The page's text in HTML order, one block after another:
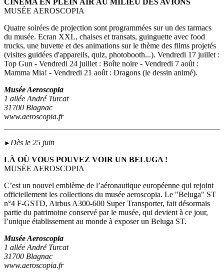
CINÉMA EN PLEIN AIR AU MILIEU DES AVIONS
MUSÉE AEROSCOPIA
Quatre soirées de projection sont programmées sur un des tarmacs
du musée. Ecran XXL, chaises et transats, guinguette avec food
trucks, une buvette et des animations sur le thème des films projetés
(visites guidées d'appareils, quiz, photobooth...). Vendredi 17 juillet :
Top Gun - Vendredi 24 juillet : Boîte noire - Vendredi 7 août :
Mamma Mia! - Vendredi 21 août : Dragons (le dessin animé).
Musée Aeroscopia
1 allée André Turcat
31700 Blagnac
www.aeroscopia.fr
► Dès le 25 juin
LÀ OÙ VOUS POUVEZ VOIR UN BELUGA !
MUSÉE AEROSCOPIA
C’est un nouvel emblème de l’aéronautique européenne qui rejoint
officiellement les collections du musée aeroscopia. Le "Beluga" ST
n°4 F-GSTD, Airbus A300-600 Super Transporter, fait désormais
partie du patrimoine conservé par le musée, qui devient à ce jour,
l’unique établissement au monde à exposer un Beluga ST.
Musée Aeroscopia
1 allée André Turcat
31700 Blagnac
www.aeroscopia.fr